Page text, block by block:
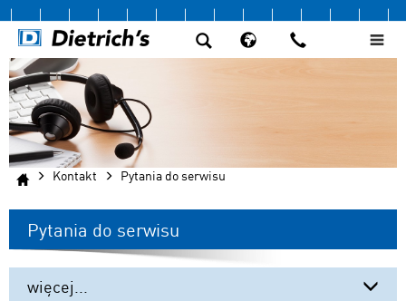
Kontakt Pytania do serwisu
Pytania do serwisu
więcej...